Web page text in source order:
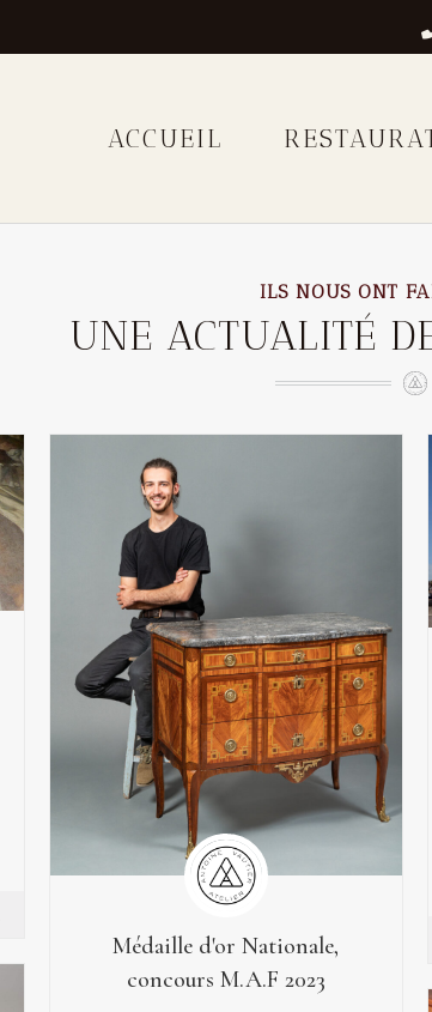
ACCUEIL
ILS NOUS ONT
UNE ACTUALITÉ
Médaille d'or Nationale,
concours M.A.F 2023